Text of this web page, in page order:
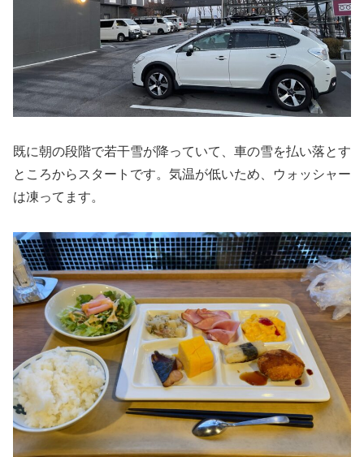
既に朝の段階で若干雪が降っていて、車の雪を払い落とす
ところからスタートです。気温が低いため、ウォッシャー
は凍ってます。